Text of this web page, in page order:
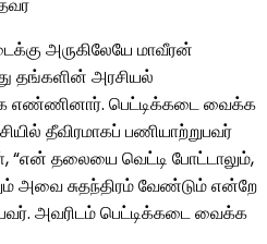
அருகிலேயே மாவீரன்
தங்களின் அரசியல்
எண்ணினார். பெட்டிக்கடை வைக்க
தீவிரமாகப் பணியாற்றுபவர்
“என் தலையை வெட்டி போட்டாலும்,
அவை சுதந்திரம் வேண்டும் என்றே
அவரிடம் பெட்டிக்கடை வைக்க